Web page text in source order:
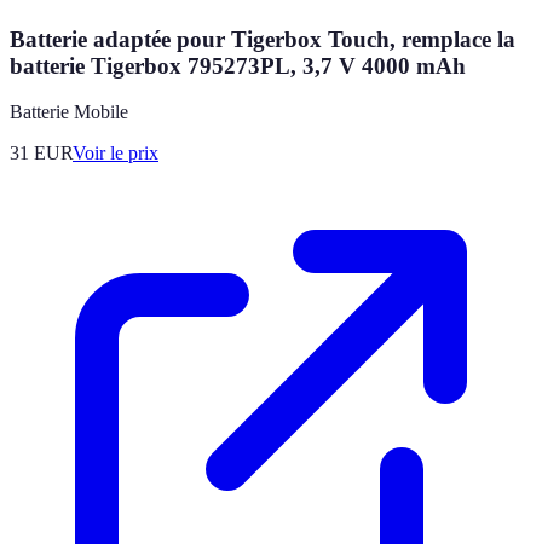
Batterie adaptée pour Tigerbox Touch, remplace la
batterie Tigerbox 795273PL, 3,7 V 4000 mAh
Batterie Mobile
31 EURVoir le prix